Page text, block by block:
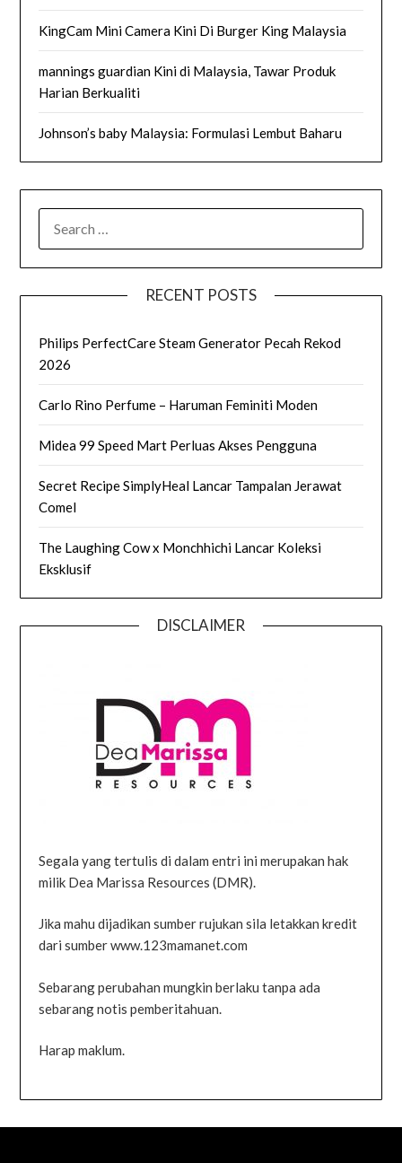
KingCam Mini Camera Kini Di Burger King Malaysia
mannings guardian Kini di Malaysia, Tawar Produk
Harian Berkualiti
Johnson’s baby Malaysia: Formulasi Lembut Baharu
RECENT POSTS
Philips PerfectCare Steam Generator Pecah Rekod
2026
Carlo Rino Perfume – Haruman Feminiti Moden
Midea 99 Speed Mart Perluas Akses Pengguna
Secret Recipe SimplyHeal Lancar Tampalan Jerawat
Comel
The Laughing Cow x Monchhichi Lancar Koleksi
Eksklusif
DISCLAIMER
Segala yang tertulis di dalam entri ini merupakan hak
milik Dea Marissa Resources (DMR).
Jika mahu dijadikan sumber rujukan sila letakkan kredit
dari sumber www.123mamanet.com
Sebarang perubahan mungkin berlaku tanpa ada
sebarang notis pemberitahuan.
Harap maklum.